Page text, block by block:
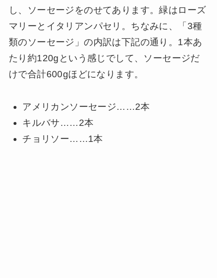
し、ソーセージをのせてあります。緑はローズ
マリーとイタリアンパセリ。ちなみに、「3種
類のソーセージ」の内訳は下記の通り。1本あ
たり約120gという感じでして、ソーセージだ
けで合計600gほどになります。
アメリカンソーセージ……2本
キルバサ……2本
チョリソー……1本